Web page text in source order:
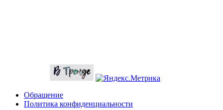
Обращение
Политика конфиденциальности